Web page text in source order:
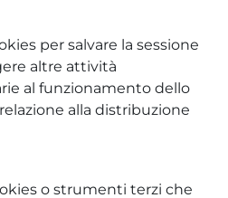
per salvare la sessione
altre attività
al funzionamento dello
alla distribuzione
o strumenti terzi che